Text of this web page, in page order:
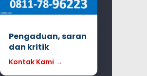
Pengaduan, saran
dan kritik
Kontak Kami →